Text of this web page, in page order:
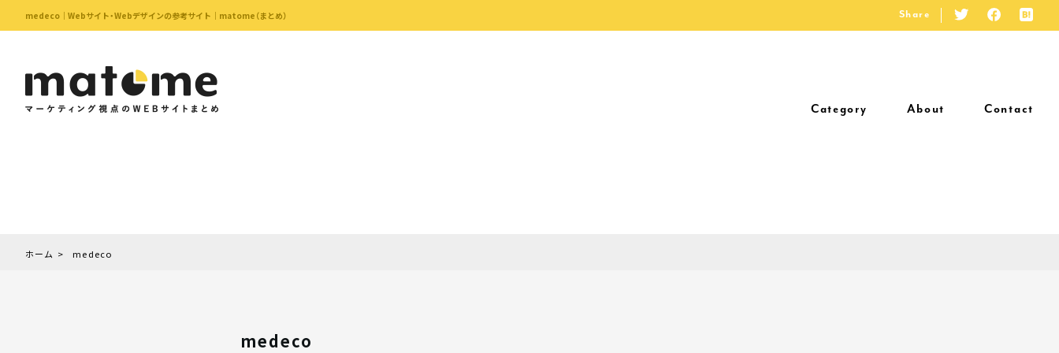
medeco｜Webサイト・Webデザインの参考サイト｜matome（まとめ） Share
Category About Contact
ホーム medeco
medeco